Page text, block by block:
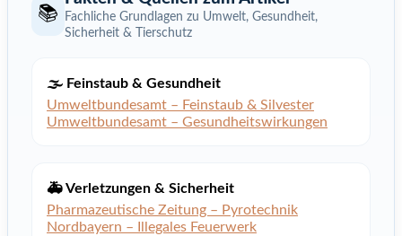
📚
Fachliche Grundlagen zu Umwelt, Gesundheit,
Sicherheit & Tierschutz
🌫️ Feinstaub & Gesundheit
Umweltbundesamt – Feinstaub & Silvester
Umweltbundesamt – Gesundheitswirkungen
🚑 Verletzungen & Sicherheit
Pharmazeutische Zeitung – Pyrotechnik
Nordbayern – Illegales Feuerwerk